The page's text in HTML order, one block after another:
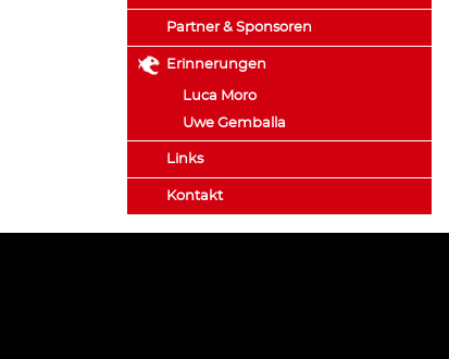
Partner & Sponsoren
Erinnerungen
Luca Moro
Uwe Gemballa
Links
Kontakt